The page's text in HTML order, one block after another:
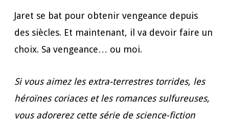
Jaret se bat pour obtenir vengeance depuis
des siècles. Et maintenant, il va devoir faire un
choix. Sa vengeance… ou moi.
Si vous aimez les extra-terrestres torrides, les
héroïnes coriaces et les romances sulfureuses,
vous adorerez cette série de science-fiction